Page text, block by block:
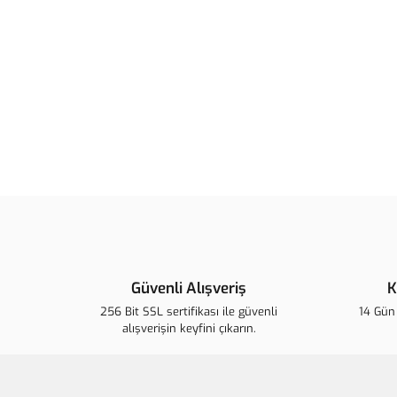
Güvenli Alışveriş
256 Bit SSL sertifikası ile güvenli
alışverişin keyfini çıkarın.
14